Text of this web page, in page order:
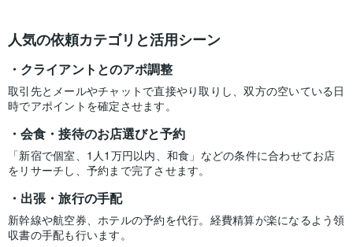
人気の依頼カテゴリと活用シーン
クライアントとのアポ調整
取引先とメールやチャットで直接やり取りし、双方の空いている日
時でアポイントを確定させます。
会食・接待のお店選びと予約
「新宿で個室、1人1万円以内、和食」などの条件に合わせてお店
をリサーチし、予約まで完了させます。
出張・旅行の手配
新幹線や航空券、ホテルの予約を代行。経費精算が楽になるよう領
収書の手配も行います。